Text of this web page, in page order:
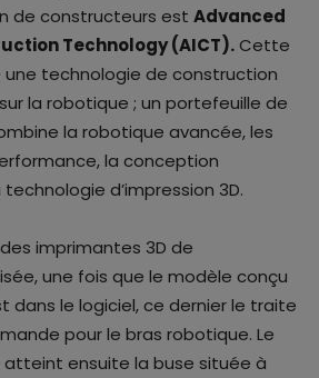
de constructeurs est Advanced
Technology (AICT).Cette
technologie de construction
la robotique ; un portefeuille de
la robotique avancée, les
la conception
d’impression 3D.
imprimantes 3D de
une fois que le modèle conçu
dans le logiciel, ce dernier le traite
pour le bras robotique. Le
ensuite la buse située à